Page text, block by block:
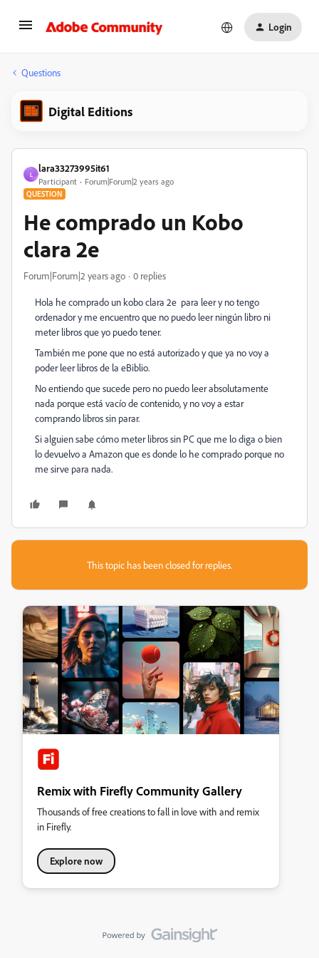
Login
Questions
Digital Editions
L
lara33273995it61
Participant Forum|Forum|2 years ago
QUESTION
He comprado un Kobo
clara 2e
Forum|Forum|2 years ago 0 replies
Hola he comprado un kobo clara 2e para leer y no tengo
ordenador y me encuentro que no puedo leer ningún libro ni
meter libros que yo puedo tener.
También me pone que no está autorizado y que ya no voy a
poder leer libros de la eBiblio.
No entiendo que sucede pero no puedo leer absolutamente
nada porque está vacío de contenido, y no voy a estar
comprando libros sin parar.
Si alguien sabe cómo meter libros sin PC que me lo diga o bien
lo devuelvo a Amazon que es donde lo he comprado porque no
me sirve para nada.
This topic has been closed for replies.
Remix with Firefly Community Gallery
Thousands of free creations to fall in love with and remix
in Firefly.
Explore now